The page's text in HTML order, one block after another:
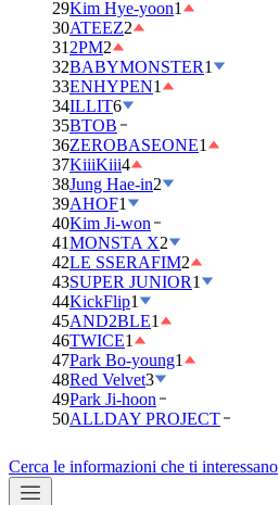
29Kim Hye-yoon1
30ATEEZ2
31 2PM2
32BABYMONSTER1
33ENHYPEN1
34ILLIT6
35BTOB
36ZEROBASEONE1
37KiiiKiii4
38Jung Hae-in2
39AHOF1
40Kim Ji-won
41MONSTA X2
42LE SSERAFIM2
43SUPER JUNIOR1
44KickFlip1
45AND2BLE1
46TWICE1
47Park Bo-young1
48Red Velvet3
49Park Ji-hoon
50ALLDAY PROJECT
Cerca le informazioni che ti interessano